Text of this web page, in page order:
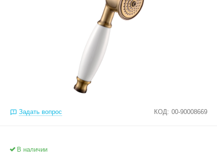
Задать вопрос КОД: 00-90008669
В наличии